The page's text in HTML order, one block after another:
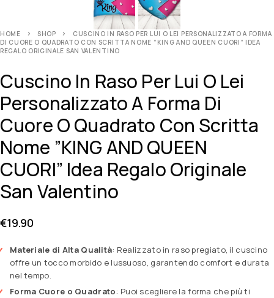
HOME SHOP
CUSCINO IN RASO PER LUI O LEI PERSONALIZZATO A FORMA
DI CUORE O QUADRATO CON SCRITTA NOME ”KING AND QUEEN CUORI” IDEA
REGALO ORIGINALE SAN VALENTINO
Cuscino In Raso Per Lui O Lei
Personalizzato A Forma Di
Cuore O Quadrato Con Scritta
Nome ”KING AND QUEEN
CUORI” Idea Regalo Originale
San Valentino
€19.90
Materiale di Alta Qualità: Realizzato in raso pregiato, il cuscino
offre un tocco morbido e lussuoso, garantendo comfort e durata
nel tempo.
Forma Cuore o Quadrato: Puoi scegliere la forma che più ti